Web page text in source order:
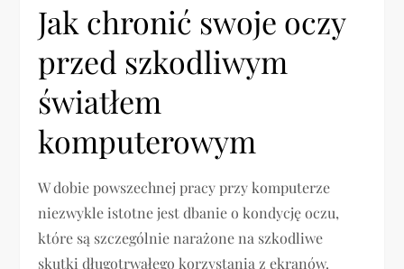
Jak chronić swoje oczy
przed szkodliwym
światłem
komputerowym
W dobie powszechnej pracy przy komputerze
niezwykle istotne jest dbanie o kondycję oczu,
które są szczególnie narażone na szkodliwe
skutki długotrwałego korzystania z ekranów.